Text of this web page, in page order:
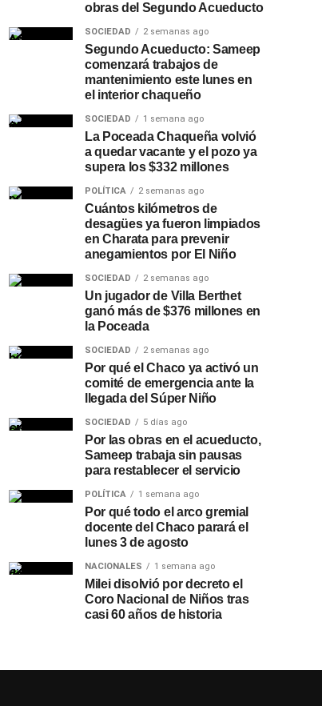
obras del Segundo Acueducto
SOCIEDAD 2 semanas ago
Segundo Acueducto: Sameep
comenzará trabajos de
mantenimiento este lunes en
el interior chaqueño
SOCIEDAD 1 semana ago
La Poceada Chaqueña volvió
a quedar vacante y el pozo ya
supera los $332 millones
POLÍTICA 2 semanas ago
Cuántos kilómetros de
desagües ya fueron limpiados
en Charata para prevenir
anegamientos por El Niño
SOCIEDAD 2 semanas ago
Un jugador de Villa Berthet
ganó más de $376 millones en
la Poceada
SOCIEDAD 2 semanas ago
Por qué el Chaco ya activó un
comité de emergencia ante la
llegada del Súper Niño
SOCIEDAD 5 días ago
Por las obras en el acueducto,
Sameep trabaja sin pausas
para restablecer el servicio
POLÍTICA 1 semana ago
Por qué todo el arco gremial
docente del Chaco parará el
lunes 3 de agosto
NACIONALES 1 semana ago
Milei disolvió por decreto el
Coro Nacional de Niños tras
casi 60 años de historia